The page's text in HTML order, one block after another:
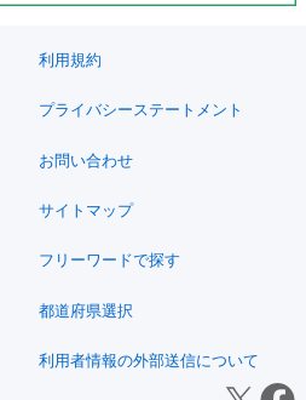
利用規約
プライバシーステートメント
お問い合わせ
サイトマップ
フリーワードで探す
都道府県選択
利用者情報の外部送信について